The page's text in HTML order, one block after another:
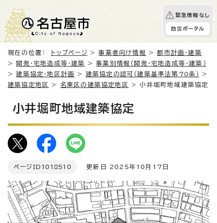
緊急情報なし
防災ポータル
現在の位置： トップページ >事業者向け情報 >都市計画・建築
>
開発・宅地造成等・建築 >事業別情報（開発・宅地造成等・建築）
>建築協定・地区計画 > 建築協定の認可（建築基準法第70条）
>
建築協定地区
> 名東区の建築協定地区 > 小井堀町地域建築協定
小井堀町地域建築協定
ページID 1018510 更新日 2025年10月17日